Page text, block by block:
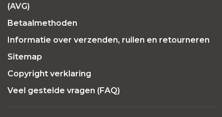
(AVG)
Betaalmethoden
Informatie over verzenden, ruilen en retourneren
Sitemap
Copyright verklaring
Veel gestelde vragen (FAQ)